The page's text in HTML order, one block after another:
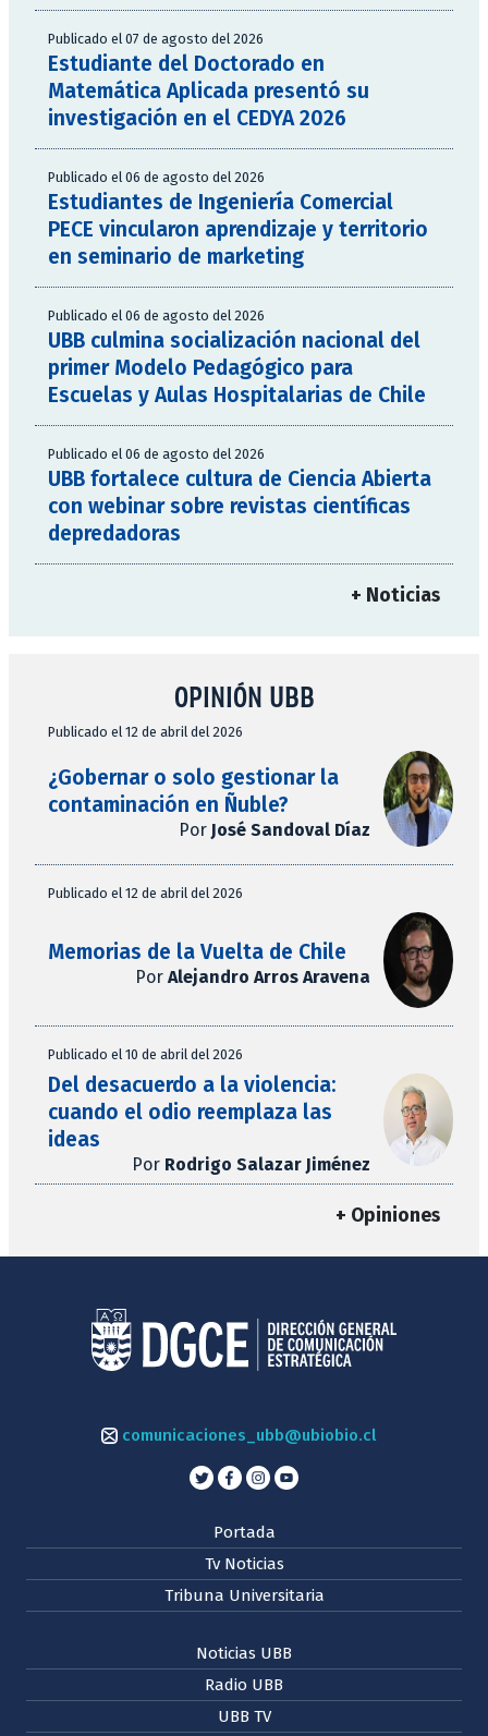
Publicado el 07 de agosto del 2026
Estudiante del Doctorado en
Matemática Aplicada presentó su
investigación en el CEDYA 2026
Publicado el 06 de agosto del 2026
Estudiantes de Ingeniería Comercial
PECE vincularon aprendizaje y territorio
en seminario de marketing
Publicado el 06 de agosto del 2026
UBB culmina socialización nacional del
primer Modelo Pedagógico para
Escuelas y Aulas Hospitalarias de Chile
Publicado el 06 de agosto del 2026
UBB fortalece cultura de Ciencia Abierta
con webinar sobre revistas científicas
depredadoras
+ Noticias
OPINIÓN UBB
Publicado el 12 de abril del 2026
¿Gobernar o solo gestionar la
contaminación en Ñuble?
Por José Sandoval Díaz
Publicado el 12 de abril del 2026
Memorias de la Vuelta de Chile
Por Alejandro Arros Aravena
Publicado el 10 de abril del 2026
Del desacuerdo a la violencia:
cuando el odio reemplaza las
ideas
Por Rodrigo Salazar Jiménez
+ Opiniones
comunicaciones_ubb@ubiobio.cl
Portada
Tv Noticias
Tribuna Universitaria
Noticias UBB
Radio UBB
UBB TV